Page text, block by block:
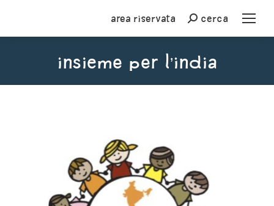
Area riservata Cercacerca
INSIEME PER L’INDIA